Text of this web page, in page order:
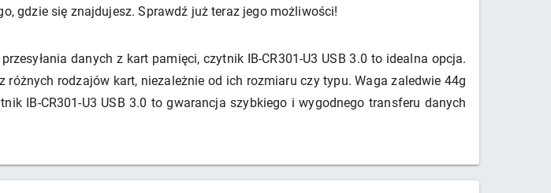
gdzie się znajdujesz. Sprawdź już teraz jego możliwości!
danych z kart pamięci, czytnik IB-CR301-U3 USB 3.0 to idealna opcja.
rodzajów kart, niezależnie od ich rozmiaru czy typu. Waga zaledwie 44g
IB-CR301-U3 USB 3.0 to gwarancja szybkiego i wygodnego transferu danych